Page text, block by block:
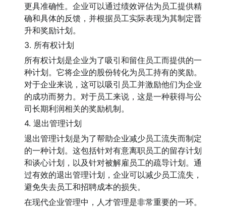
更具准确性。企业可以通过绩效评估为员工提供精
确和具体的反馈，并根据员工实际表现为其制定晋
升和奖励计划。
3. 所有权计划
所有权计划是企业为了吸引和留住员工而提供的一
种计划。它将企业的股份转化为员工持有的奖励。
对于企业来说，这可以吸引员工并激励他们为企业
的成功而努力。对于员工来说，这是一种获得与公
司长期利润相关的奖励机制。
4. 退出管理计划
退出管理计划是为了帮助企业减少员工流失而制定
的一种计划。这包括针对有意离职员工的留存计划
和谈心计划，以及针对被解雇员工的疏导计划。通
过有效的退出管理计划，企业可以减少员工流失，
避免失去员工和招聘成本的损失。
在现代企业管理中，人才管理是非常重要的一环。